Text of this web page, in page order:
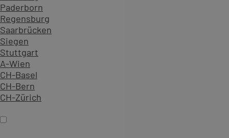
Paderborn
Regensburg
Saarbrücken
Siegen
Stuttgart
A-Wien
CH-Basel
CH-Bern
CH-Zürich